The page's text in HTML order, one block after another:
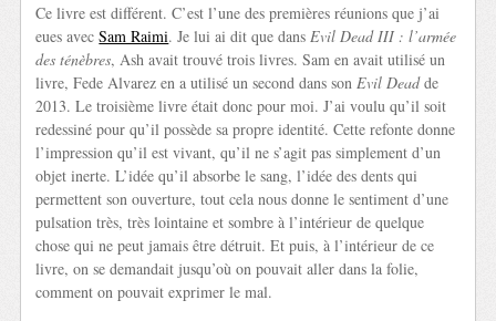
Ce livre est différent. C’est l’une des premières réunions que j’ai
eues avecSam Raimi. Je lui ai dit que dans Evil Dead III : l’armée
des ténèbres, Ash avait trouvé trois livres. Sam en avait utilisé un
livre, Fede Alvarez en a utilisé un second dans son Evil Deadde
2013. Le troisième livre était donc pour moi. J’ai voulu qu’il soit
redessiné pour qu’il possède sa propre identité. Cette refonte donne
l’impression qu’il est vivant, qu’il ne s’agit pas simplement d’un
objet inerte. L’idée qu’il absorbe le sang, l’idée des dents qui
permettent son ouverture, tout cela nous donne le sentiment d’une
pulsation très, très lointaine et sombre à l’intérieur de quelque
chose qui ne peut jamais être détruit. Et puis, à l’intérieur de ce
livre, on se demandait jusqu’où on pouvait aller dans la folie,
comment on pouvait exprimer le mal.